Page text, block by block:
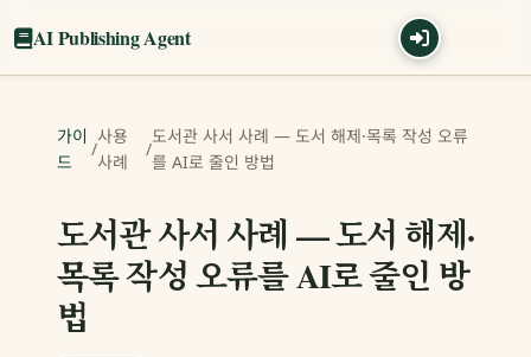
AI Publishing Agent
가이
드
/
사용
사례
/
도서관 사서 사례 — 도서 해제·목록 작성 오류
를 AI로 줄인 방법
도서관 사서 사례 — 도서 해제·
목록 작성 오류를 AI로 줄인 방
법